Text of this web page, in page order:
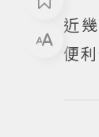
近
便